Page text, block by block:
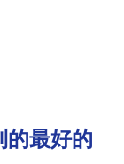
的最好的